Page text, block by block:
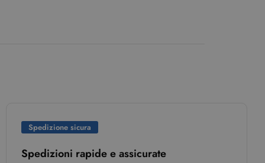
Spedizione sicura
Spedizioni rapide e assicurate